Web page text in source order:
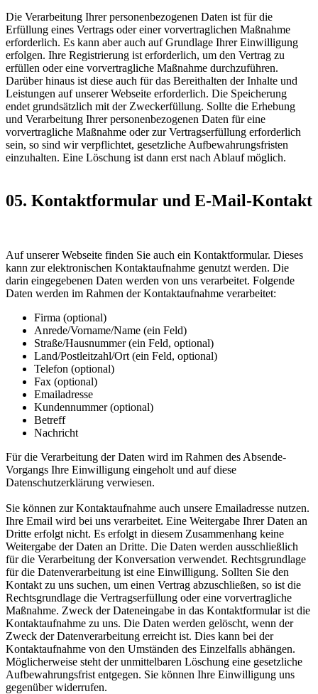
Die Verarbeitung Ihrer personenbezogenen Daten ist für die
Erfüllung eines Vertrags oder einer vorvertraglichen Maßnahme
erforderlich. Es kann aber auch auf Grundlage Ihrer Einwilligung
erfolgen. Ihre Registrierung ist erforderlich, um den Vertrag zu
erfüllen oder eine vorvertragliche Maßnahme durchzuführen.
Darüber hinaus ist diese auch für das Bereithalten der Inhalte und
Leistungen auf unserer Webseite erforderlich. Die Speicherung
endet grundsätzlich mit der Zweckerfüllung. Sollte die Erhebung
und Verarbeitung Ihrer personenbezogenen Daten für eine
vorvertragliche Maßnahme oder zur Vertragserfüllung erforderlich
sein, so sind wir verpflichtet, gesetzliche Aufbewahrungsfristen
einzuhalten. Eine Löschung ist dann erst nach Ablauf möglich.
05. Kontaktformular und E-Mail-Kontakt
Auf unserer Webseite finden Sie auch ein Kontaktformular. Dieses
kann zur elektronischen Kontaktaufnahme genutzt werden. Die
darin eingegebenen Daten werden von uns verarbeitet. Folgende
Daten werden im Rahmen der Kontaktaufnahme verarbeitet:
Firma (optional)
Anrede/Vorname/Name (ein Feld)
Straße/Hausnummer (ein Feld, optional)
Land/Postleitzahl/Ort (ein Feld, optional)
Telefon (optional)
Fax (optional)
Emailadresse
Kundennummer (optional)
Betreff
Nachricht
Für die Verarbeitung der Daten wird im Rahmen des Absende-
Vorgangs Ihre Einwilligung eingeholt und auf diese
Datenschutzerklärung verwiesen.
Sie können zur Kontaktaufnahme auch unsere Emailadresse nutzen.
Ihre Email wird bei uns verarbeitet. Eine Weitergabe Ihrer Daten an
Dritte erfolgt nicht. Es erfolgt in diesem Zusammenhang keine
Weitergabe der Daten an Dritte. Die Daten werden ausschließlich
für die Verarbeitung der Konversation verwendet. Rechtsgrundlage
für die Datenverarbeitung ist eine Einwilligung. Sollten Sie den
Kontakt zu uns suchen, um einen Vertrag abzuschließen, so ist die
Rechtsgrundlage die Vertragserfüllung oder eine vorvertragliche
Maßnahme. Zweck der Dateneingabe in das Kontaktformular ist die
Kontaktaufnahme zu uns. Die Daten werden gelöscht, wenn der
Zweck der Datenverarbeitung erreicht ist. Dies kann bei der
Kontaktaufnahme von den Umständen des Einzelfalls abhängen.
Möglicherweise steht der unmittelbaren Löschung eine gesetzliche
Aufbewahrungsfrist entgegen. Sie können Ihre Einwilligung uns
gegenüber widerrufen.